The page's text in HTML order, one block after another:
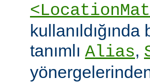
tanımlı Alias,